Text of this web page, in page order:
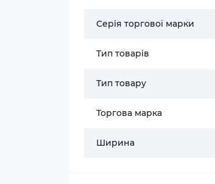
Серія торгової марки
Тип товарів
Тип товару
Торгова марка
Ширина